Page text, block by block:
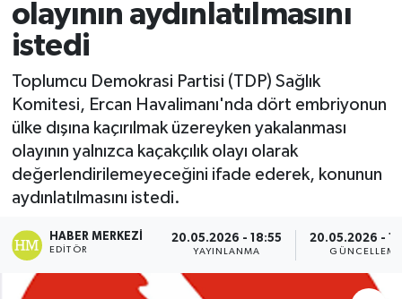
olayının aydınlatılmasını
istedi
Toplumcu Demokrasi Partisi (TDP) Sağlık
Komitesi, Ercan Havalimanı'nda dört embriyonun
ülke dışına kaçırılmak üzereyken yakalanması
olayının yalnızca kaçakçılık olayı olarak
değerlendirilemeyeceğini ifade ederek, konunun
aydınlatılmasını istedi.
HABER MERKEZI
EDITÖR
20.05.2026 - 18:55
YAYINLANMA
20.05.2026 -
GÜNCELLEME
DÜNYA
EĞİTİM
EKONOMİ
ENGLISH
GAZİMAĞUSA
Son Dakika Haberleri
Haber Arşivi